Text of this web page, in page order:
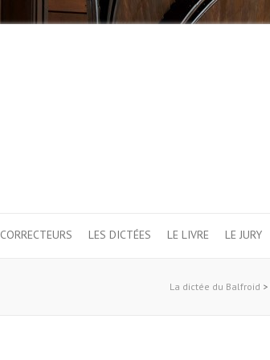
CORRECTEURS LES DICTÉES LE LIVRE LE JURY
La dictée du Balfroid >